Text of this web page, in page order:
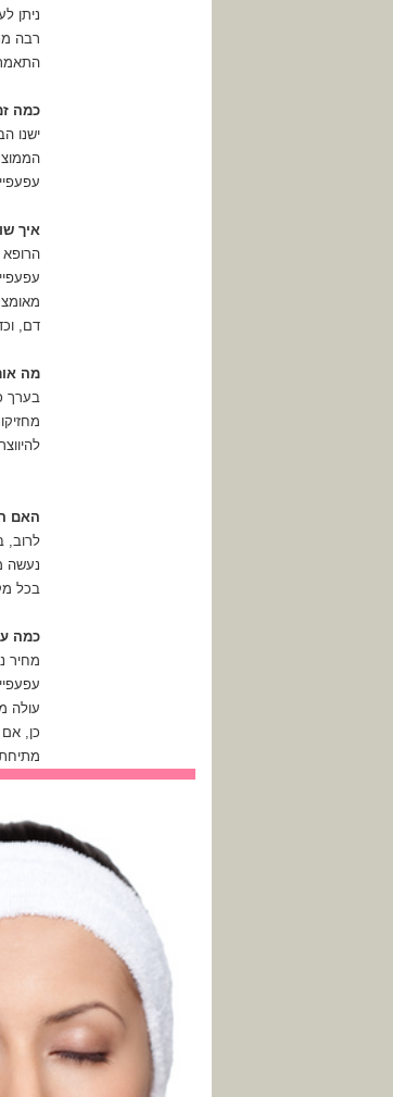
ניתן
רבה
כמה
ישנו
איך
דם,
מה
בערך
האם
לרוב,
נעשה
בכל
כמה
עולה
כן,